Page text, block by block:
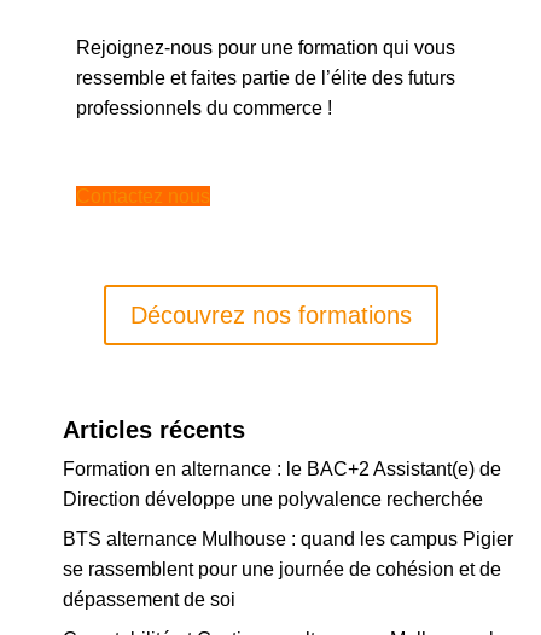
Rejoignez-nous pour une formation qui vous
ressemble et faites partie de l’élite des futurs
professionnels du commerce !
Contactez nous
Découvrez nos formations
Articles récents
Formation en alternance : le BAC+2 Assistant(e) de
Direction développe une polyvalence recherchée
BTS alternance Mulhouse : quand les campus Pigier
se rassemblent pour une journée de cohésion et de
dépassement de soi